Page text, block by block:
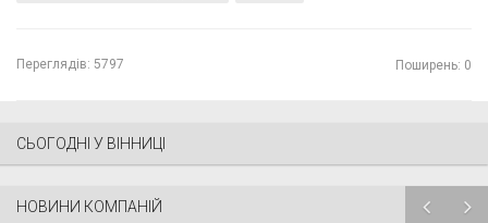
Переглядів: 5797 Поширень: 0
СЬОГОДНІ У ВІННИЦІ
НОВИНИ КОМПАНІЙ